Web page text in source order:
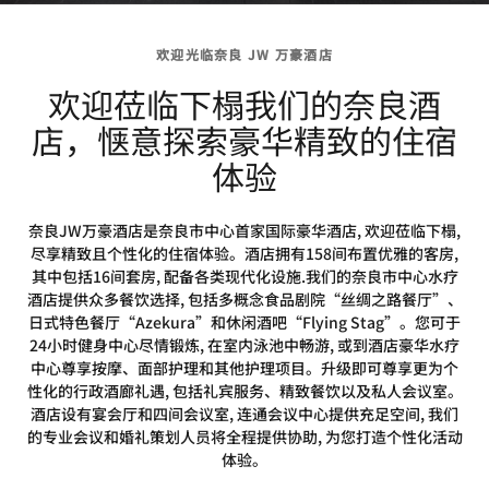
欢迎光临奈良 JW 万豪酒店
欢迎莅临下榻我们的奈良酒
店，惬意探索豪华精致的住宿
体验
奈良JW万豪酒店是奈良市中心首家国际豪华酒店, 欢迎莅临下榻,
尽享精致且个性化的住宿体验。酒店拥有158间布置优雅的客房,
其中包括16间套房, 配备各类现代化设施.我们的奈良市中心水疗
酒店提供众多餐饮选择, 包括多概念食品剧院“丝绸之路餐厅”、
日式特色餐厅“Azekura”和休闲酒吧“Flying Stag”。您可于
24小时健身中心尽情锻炼, 在室内泳池中畅游, 或到酒店豪华水疗
中心尊享按摩、面部护理和其他护理项目。升级即可尊享更为个
性化的行政酒廊礼遇, 包括礼宾服务、精致餐饮以及私人会议室。
酒店设有宴会厅和四间会议室, 连通会议中心提供充足空间, 我们
的专业会议和婚礼策划人员将全程提供协助, 为您打造个性化活动
体验。